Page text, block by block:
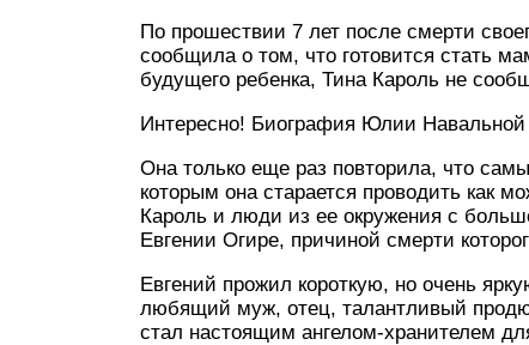
По прошествии 7 лет после смерти
сообщила о том, что готовится стать
будущего ребенка, Тина Кароль не
Интересно! Биография Юлии Навальной
Она только еще раз повторила, что
которым она старается проводить как
Кароль и люди из ее окружения с
Евгении Огире, причиной смерти
Евгений прожил короткую, но очень
любящий муж, отец, талантливый
стал настоящим ангелом-хранителем